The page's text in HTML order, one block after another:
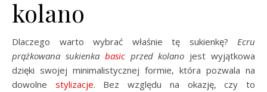
kolano
Dlaczego warto wybrać właśnie tę sukienkę? Ecru
prążkowana sukienka basicprzed kolano jest wyjątkowa
dzięki swojej minimalistycznej formie, która pozwala na
dowolne stylizacje. Bez względu na okazję, czy to